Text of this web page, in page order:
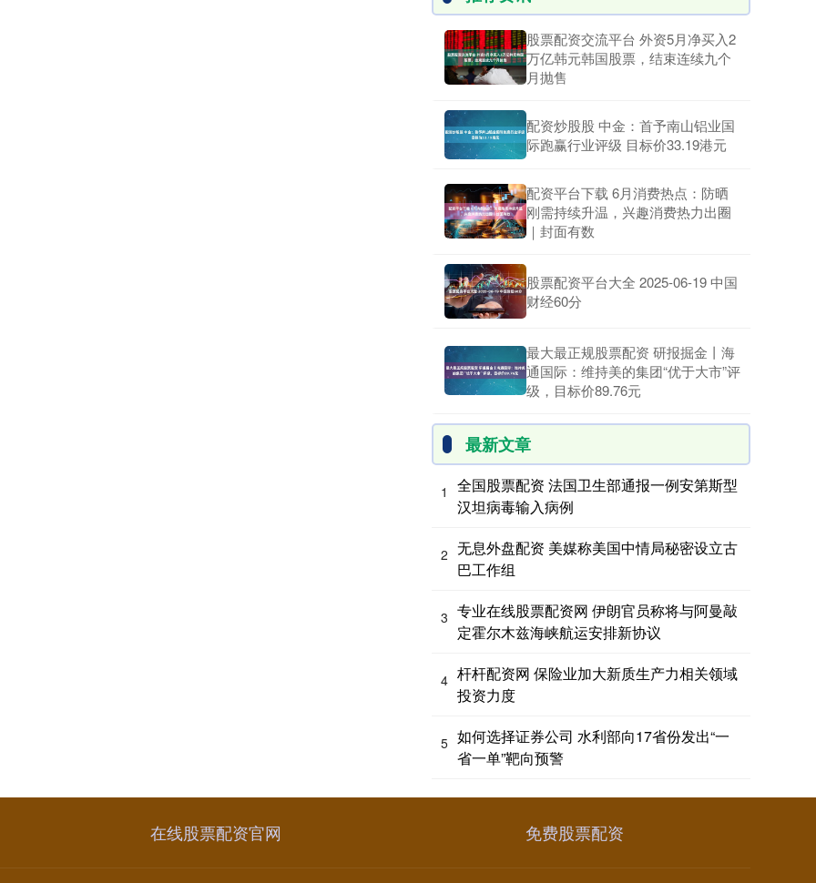
股票配资交流平台 外资5月净买入2
万亿韩元韩国股票，结束连续九个
月抛售
配资炒股股 中金：首予南山铝业国
际跑赢行业评级 目标价33.19港元
配资平台下载 6月消费热点：防晒
刚需持续升温，兴趣消费热力出圈
｜封面有数
股票配资平台大全 2025-06-19 中国
财经60分
最大最正规股票配资 研报掘金丨海
通国际：维持美的集团“优于大市”评
级，目标价89.76元
最新文章
1
全国股票配资 法国卫生部通报一例安第斯型
汉坦病毒输入病例
2 无息外盘配资 美媒称美国中情局秘密设立古
巴工作组
3 专业在线股票配资网 伊朗官员称将与阿曼敲
定霍尔木兹海峡航运安排新协议
4 杆杆配资网 保险业加大新质生产力相关领域
投资力度
5 如何选择证券公司 水利部向17省份发出“一
省一单”靶向预警
在线股票配资官网 免费股票配资